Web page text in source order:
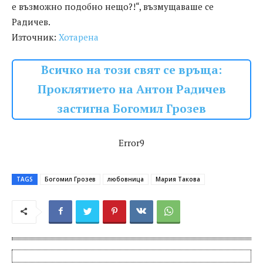
е възможно подобно нещо?!“, възмущаваше се
Радичев.
Източник: Хотарена
Всичко на този свят се връща:
Проклятието на Антон Радичев
застигна Богомил Грозев
Error9
TAGS Богомил Грозев любовница Мария Такова